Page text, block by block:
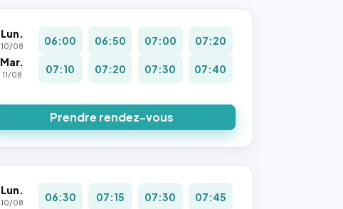
Lun.
10/08 06:00 06:50 07:00
07:20
Mar.
11/08 07:10 07:20 07:30 07:40
Prendre rendez-vous
Lun.
10/08 06:30 07:15 07:30 07:45